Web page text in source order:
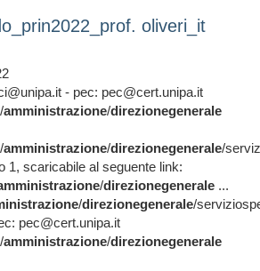
oliveri_it
- pec: pec@cert.unipa.it
amministrazione/direzionegenerale
amministrazione/direzionegenerale/
1, scaricabile al seguente link:
/direzionegenerale ...
/direzionegenerale/
pec@cert.unipa.it
amministrazione/direzionegenerale